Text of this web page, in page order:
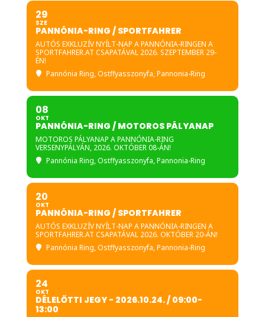
29
SZE
PANNÓNIA-RING / SPORTFAHRER
AUTÓS EXKLUZÍV NYÍLT-NAP A PANNÓNIA-RINGEN A
SPORTFAHRER.AT CSAPATÁVAL 2026. SZEPTEMBER 29-
ÉN!
Pannónia Ring, Ostffyasszonyfa, Pannonia-Ring
08
OKT
PANNÓNIA-RING / MOTOROS PÁLYANAP
MOTOROS PÁLYANAP A PANNÓNIA-RING
VERSENYPÁLYÁN, 2026. OKTÓBER 08-ÁN!
Pannónia Ring, Ostffyasszonyfa, Pannonia-Ring
20
OKT
PANNÓNIA-RING / SPORTFAHRER
AUTÓS EXKLUZÍV NYÍLT-NAP A PANNÓNIA-RINGEN A
SPORTFAHRER.AT CSAPATÁVAL 2026. OKTÓBER 20-ÁN!
Pannónia Ring, Ostffyasszonyfa, Pannonia-Ring
24
OKT
DÉLELŐTTI JEGY - 2026.10.24. / 09:00-
13:00